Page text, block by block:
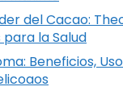
del Cacao:
para la Salud
Beneficios,